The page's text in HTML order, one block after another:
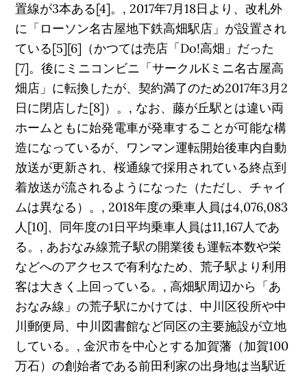
置線が3本ある[4]。, 2017年7月18日より、改札外
に「ローソン名古屋地下鉄高畑駅店」が設置され
ている[5][6]（かつては売店「Do!高畑」だった
[7]。後にミニコンビニ「サークルKミニ名古屋高
畑店」に転換したが、契約満了のため2017年3月2
日に閉店した[8]）。, なお、藤が丘駅とは違い両
ホームともに始発電車が発車することが可能な構
造になっているが、ワンマン運転開始後車内自動
放送が更新され、桜通線で採用されている終点到
着放送が流されるようになった（ただし、チャイ
ムは異なる）。, 2018年度の乗車人員は4,076,083
人[10]、同年度の1日平均乗車人員は11,167人であ
る。, あおなみ線荒子駅の開業後も運転本数や栄
などへのアクセスで有利なため、荒子駅より利用
客は大きく上回っている。, 高畑駅周辺から「あ
おなみ線」の荒子駅にかけては、中川区役所や中
川郵便局、中川図書館など同区の主要施設が立地
している。, 金沢市を中心とする加賀藩（加賀100
万石）の創始者である前田利家の出身地は当駅近